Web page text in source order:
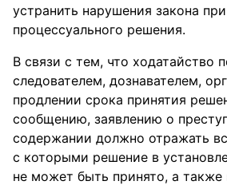
устранить нарушения закона
процессуального решения.
В связи с тем, что ходатайство
следователем, дознавателем,
продлении срока принятия
сообщению, заявлению о
содержании должно отражать
с которыми решение в
не может быть принято, а также